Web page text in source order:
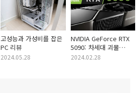
고성능과 가성비를 잡은
PC 리뷰
2024.05.28
NVIDIA GeForce RTX
5090: 차세대 괴물
그래픽카드의 등장 루머
2024.02.28